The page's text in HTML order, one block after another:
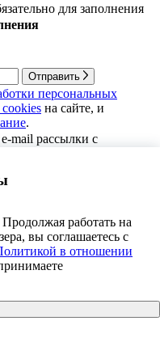
для заполнения
Отправить
персональных
на сайте, и
.
mail рассылки с
конкретном случае
во всех магазинах
соглашение
Список товаров,
и конкретные условия
работать на
вы соглашаетесь c
в отношении